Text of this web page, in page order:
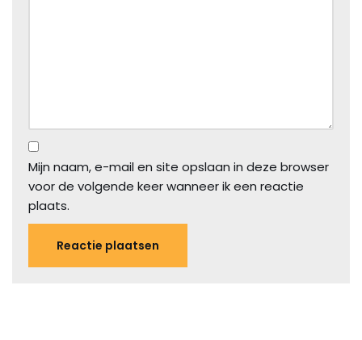
Mijn naam, e-mail en site opslaan in deze browser
voor de volgende keer wanneer ik een reactie
plaats.